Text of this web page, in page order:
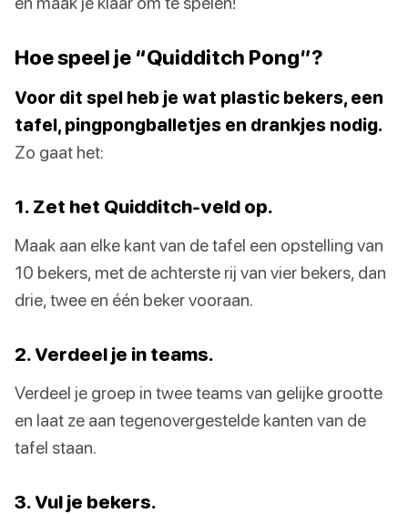
Hoe speel je “Quidditch Pong”?
Voor dit spel heb je wat plastic bekers, een
tafel, pingpongballetjes en drankjes nodig.
Zo gaat het:
1. Zet het Quidditch-veld op.
Maak aan elke kant van de tafel een opstelling van
10 bekers, met de achterste rij van vier bekers, dan
drie, twee en één beker vooraan.
2. Verdeel je in teams.
Verdeel je groep in twee teams van gelijke grootte
en laat ze aan tegenovergestelde kanten van de
tafel staan.
3. Vul je bekers.